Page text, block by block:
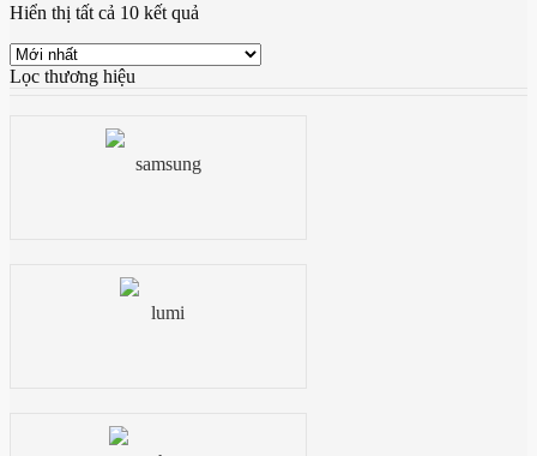
Hiển thị tất cả 10 kết quả
Lọc thương hiệu